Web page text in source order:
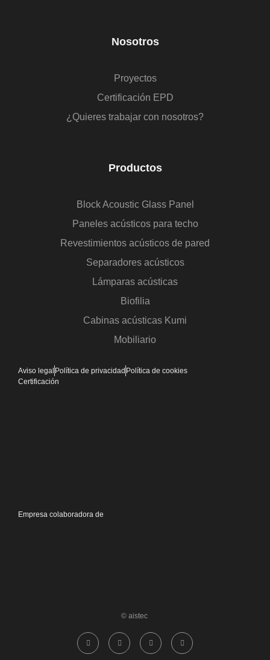
Nosotros
Proyectos
Certificación EPD
¿Quieres trabajar con nosotros?
Productos
Block Acoustic Glass Panel
Paneles acústicos para techo
Revestimientos acústicos de pared
Separadores acústicos
Lámparas acústicas
Biofilia
Cabinas acústicas Kumi
Mobiliario
© aistec
Empresa colaboradora de
Aviso legal Política de privacidad Política de cookies
Certificación